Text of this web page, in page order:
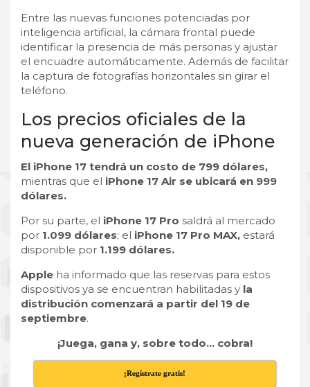
Entre las nuevas funciones potenciadas por
inteligencia artificial, la cámara frontal puede
identificar la presencia de más personas y ajustar
el encuadre automáticamente. Además de facilitar
la captura de fotografías horizontales sin girar el
teléfono.
Los precios oficiales de la
nueva generación de iPhone
El iPhone 17 tendrá un costo de 799 dólares,
mientras que el iPhone 17 Air se ubicará en 999
dólares.
Por su parte, el iPhone 17 Pro saldrá al mercado
por 1.099 dólares; el iPhone 17 Pro MAX, estará
disponible por 1.199 dólares.
Apple ha informado que las reservas para estos
dispositivos ya se encuentran habilitadas y la
distribución comenzará a partir del 19 de
septiembre.
¡Juega, gana y, sobre todo… cobra!
¡Regístrate gratis!